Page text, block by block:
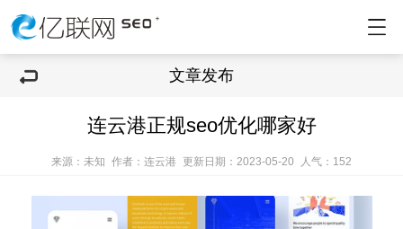
文章发布
连云港正规seo优化哪家好
来源：未知 作者：连云港 更新日期：2023-05-20 人气： 152